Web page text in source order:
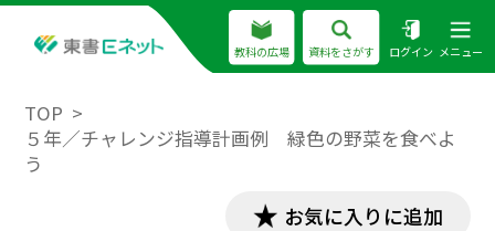
教科の広場 資料をさがす ログイン メニュー
TOP
５年／チャレンジ指導計画例 緑色の野菜を食べよ
う
お気に入りに追加